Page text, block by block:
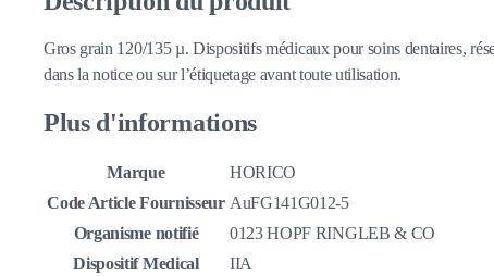
Gros grain 120/135 µ. Dispositifs médicaux pour soins dentaires,
dans la notice ou sur l’étiquetage avant toute utilisation.
Plus d'informations
Marque
HORICO
Code Article Fournisseur AuFG141G012-5
Organisme notifié
0123 HOPF RINGLEB & CO
Dispositif Medical
IIA